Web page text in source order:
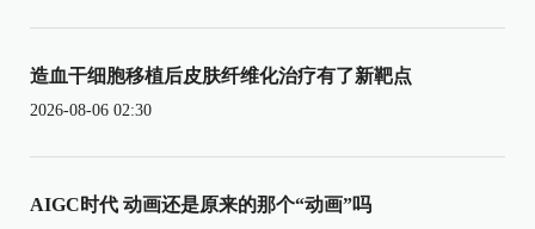
造血干细胞移植后皮肤纤维化治疗有了新靶点
2026-08-06 02:30
AIGC时代 动画还是原来的那个“动画”吗